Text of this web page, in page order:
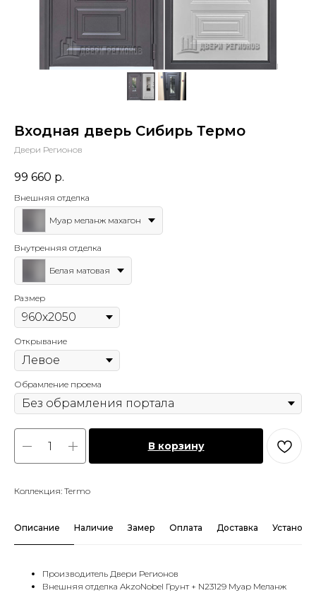
Входная дверь Сибирь Термо
Двери Регионов
99 660 р.
Внешняя отделка
Муар меланж махагон
Внутренняя отделка
Белая матовая
Размер
Открывание
Обрамление проема
В корзину
Коллекция: Termo
Описание Наличие Замер Оплата Доставка
Производитель Двери Регионов
Внешняя отделка AkzoNobel Грунт + N23129 Муар Меланж